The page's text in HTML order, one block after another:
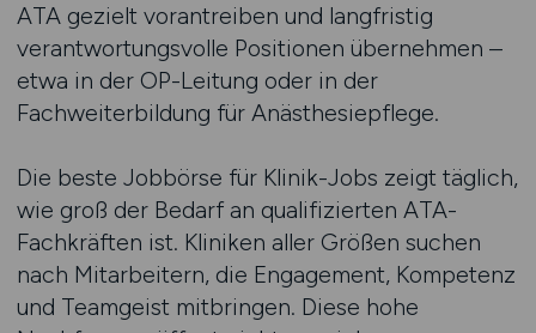
ATA gezielt vorantreiben und langfristig
verantwortungsvolle Positionen übernehmen –
etwa in der OP-Leitung oder in der
Fachweiterbildung für Anästhesiepflege.
Die beste Jobbörse für Klinik-Jobs zeigt täglich,
wie groß der Bedarf an qualifizierten ATA-
Fachkräften ist. Kliniken aller Größen suchen
nach Mitarbeitern, die Engagement, Kompetenz
und Teamgeist mitbringen. Diese hohe